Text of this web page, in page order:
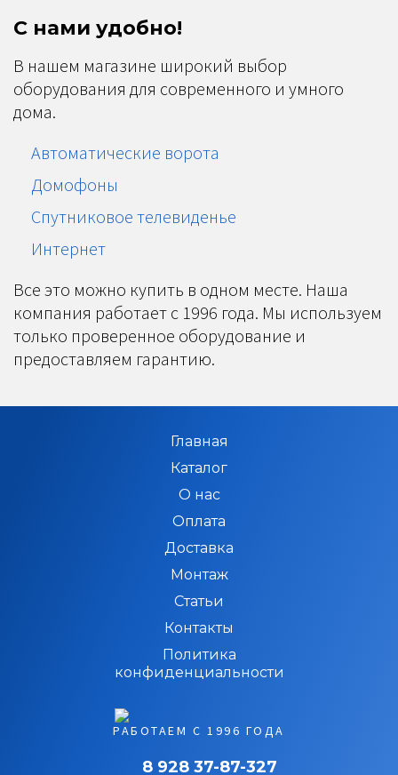
С нами удобно!
В нашем магазине широкий выбор
оборудования для современного и умного
дома.
Автоматические ворота
Домофоны
Спутниковое телевиденье
Интернет
Все это можно купить в одном месте. Наша
компания работает с 1996 года. Мы используем
только проверенное оборудование и
предоставляем гарантию.
РАБОТАЕМ С 1996 ГОДА
Главная
Каталог
О нас
Оплата
Доставка
Монтаж
Статьи
Контакты
Политика
конфиденциальности
8 928 37-87-327